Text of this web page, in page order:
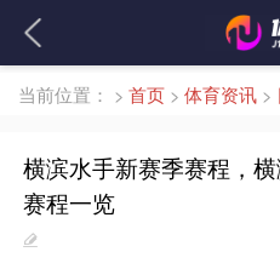
当前位置： > 首页 > 体育资讯 >
横滨水手新赛季赛程，
赛程一览